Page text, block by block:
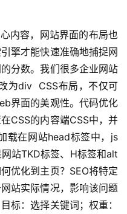
内容，网站界面的布局也
擎才能快速准确地捕捉网
分数。我们很多企业网站
为div  CSS布局，不仅可
界面的美观性。代码优化
CSS的内容端CSS中，并
载在网站head标签中，js
站TKD标签、H标签和alt
优化到主页？SEO将特定
站实际情况，影响该问题
标：选择关键词；权重：